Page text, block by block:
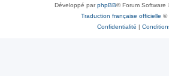
Développé parphpBB® Forum Software
Traduction française officielle ©
Confidentialité |